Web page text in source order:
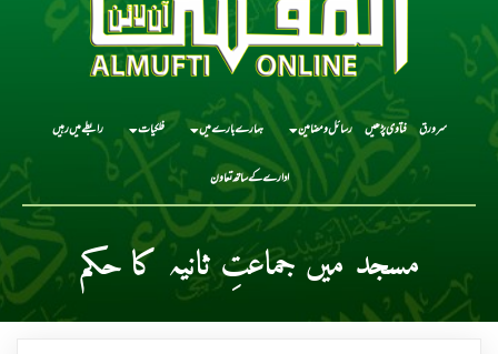
سرورق فتاوی پڑھیں رسائل و مضامین ہمارے بارے میں فلکیات رابطے میں رہیں
ادارے کے ساتھ تعاون
مسجد میں جماعتِ ثانیہ کا حکم